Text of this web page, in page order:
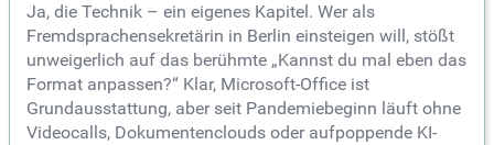
Ja, die Technik – ein eigenes Kapitel. Wer als
Fremdsprachensekretärin in Berlin einsteigen will, stößt
unweigerlich auf das berühmte „Kannst du mal eben das
Format anpassen?“ Klar, Microsoft-Office ist
Grundausstattung, aber seit Pandemiebeginn läuft ohne
Videocalls, Dokumentenclouds oder aufpoppende KI-